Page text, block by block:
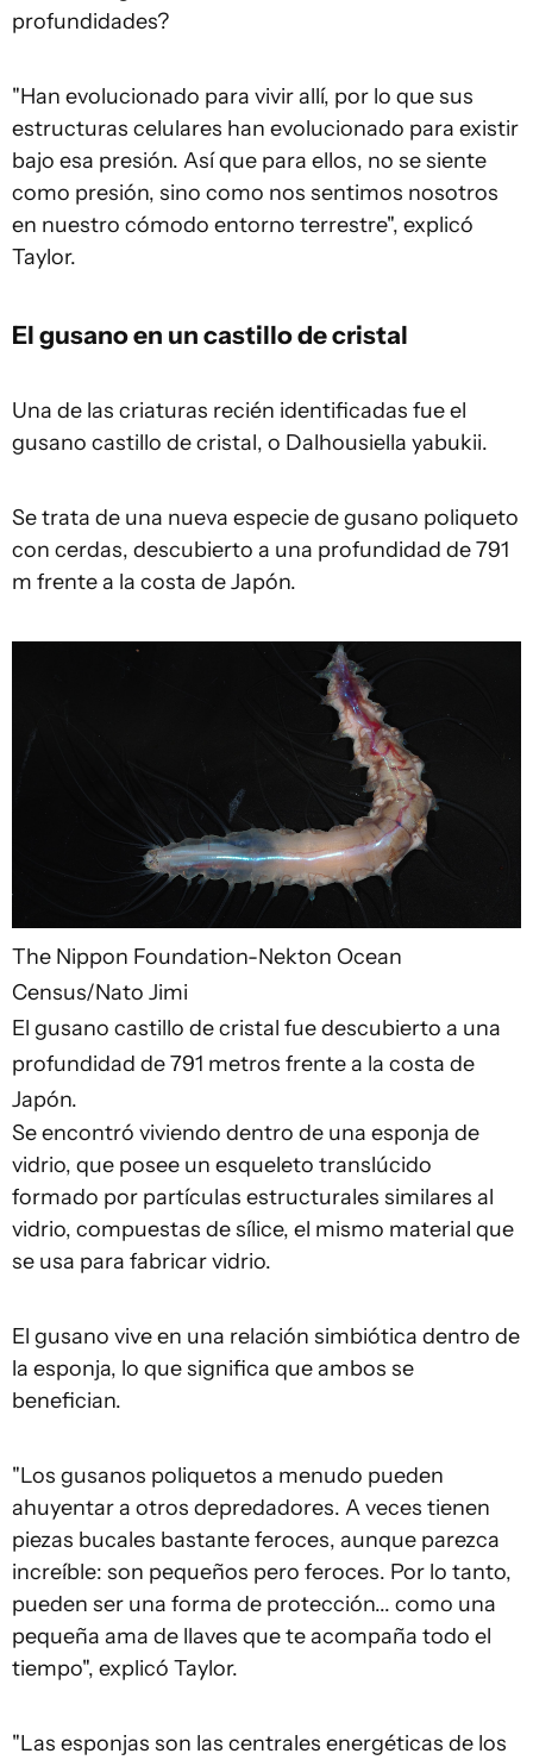
profundidades?
"Han evolucionado para vivir allí, por lo que sus
estructuras celulares han evolucionado para existir
bajo esa presión. Así que para ellos, no se siente
como presión, sino como nos sentimos nosotros
en nuestro cómodo entorno terrestre", explicó
Taylor.
El gusano en un castillo de cristal
Una de las criaturas recién identificadas fue el
gusano castillo de cristal, o Dalhousiella yabukii.
Se trata de una nueva especie de gusano poliqueto
con cerdas, descubierto a una profundidad de 791
m frente a la costa de Japón.
The Nippon Foundation-Nekton Ocean
Census/Nato Jimi
El gusano castillo de cristal fue descubierto a una
profundidad de 791 metros frente a la costa de
Japón.
Se encontró viviendo dentro de una esponja de
vidrio, que posee un esqueleto translúcido
formado por partículas estructurales similares al
vidrio, compuestas de sílice, el mismo material que
se usa para fabricar vidrio.
El gusano vive en una relación simbiótica dentro de
la esponja, lo que significa que ambos se
benefician.
"Los gusanos poliquetos a menudo pueden
ahuyentar a otros depredadores. A veces tienen
piezas bucales bastante feroces, aunque parezca
increíble: son pequeños pero feroces. Por lo tanto,
pueden ser una forma de protección... como una
pequeña ama de llaves que te acompaña todo el
tiempo", explicó Taylor.
"Las esponjas son las centrales energéticas de los